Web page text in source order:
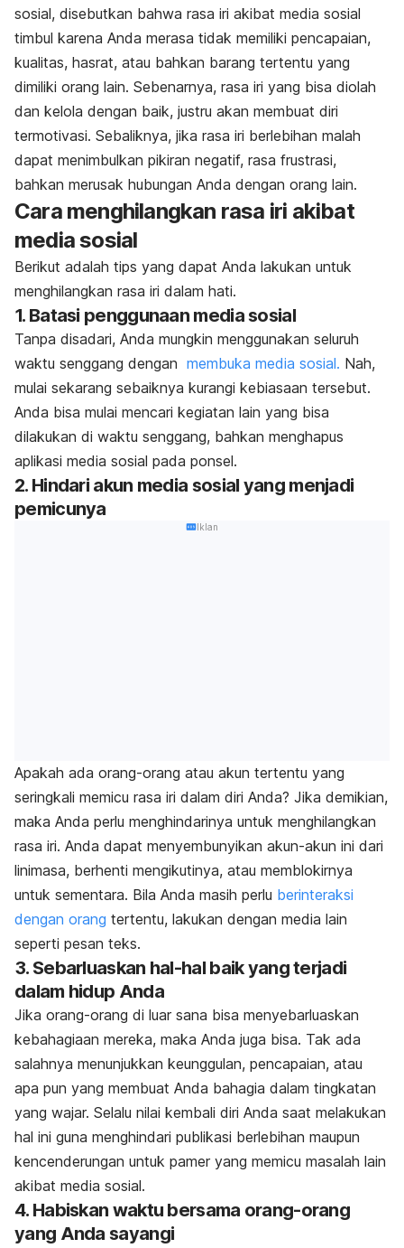
sosial, disebutkan bahwa rasa iri akibat media sosial
timbul karena Anda merasa tidak memiliki pencapaian,
kualitas, hasrat, atau bahkan barang tertentu yang
dimiliki orang lain. Sebenarnya, rasa iri yang bisa diolah
dan kelola dengan baik, justru akan membuat diri
termotivasi. Sebaliknya, jika rasa iri berlebihan malah
dapat menimbulkan pikiran negatif, rasa frustrasi,
bahkan merusak hubungan Anda dengan orang lain.
Cara menghilangkan rasa iri akibat
media sosial
Berikut adalah tips yang dapat Anda lakukan untuk
menghilangkan rasa iri dalam hati.
1. Batasi penggunaan media sosial
Tanpa disadari, Anda mungkin menggunakan seluruh
waktu senggang dengan membuka media sosial. Nah,
mulai sekarang sebaiknya kurangi kebiasaan tersebut.
Anda bisa mulai mencari kegiatan lain yang bisa
dilakukan di waktu senggang, bahkan menghapus
aplikasi media sosial pada ponsel.
2. Hindari akun media sosial yang menjadi
pemicunya
Iklan
Apakah ada orang-orang atau akun tertentu yang
seringkali memicu rasa iri dalam diri Anda? Jika demikian,
maka Anda perlu menghindarinya untuk menghilangkan
rasa iri. Anda dapat menyembunyikan akun-akun ini dari
linimasa, berhenti mengikutinya, atau memblokirnya
untuk sementara. Bila Anda masih perlu berinteraksi
dengan orang tertentu, lakukan dengan media lain
seperti pesan teks.
3. Sebarluaskan hal-hal baik yang terjadi
dalam hidup Anda
Jika orang-orang di luar sana bisa menyebarluaskan
kebahagiaan mereka, maka Anda juga bisa. Tak ada
salahnya menunjukkan keunggulan, pencapaian, atau
apa pun yang membuat Anda bahagia dalam tingkatan
yang wajar. Selalu nilai kembali diri Anda saat melakukan
hal ini guna menghindari publikasi berlebihan maupun
kencenderungan untuk pamer yang memicu masalah lain
akibat media sosial.
4. Habiskan waktu bersama orang-orang
yang Anda sayangi